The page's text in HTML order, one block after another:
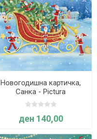
Новогодишна картичка,
Санка - Pictura
ден 140,00